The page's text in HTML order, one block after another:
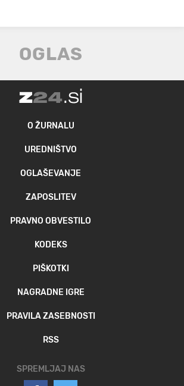
O ŽURNALU
UREDNIŠTVO
OGLAŠEVANJE
ZAPOSLITEV
PRAVNO OBVESTILO
KODEKS
PIŠKOTKI
NAGRADNE IGRE
PRAVILA ZASEBNOSTI
RSS
SPREMLJAJ NAS